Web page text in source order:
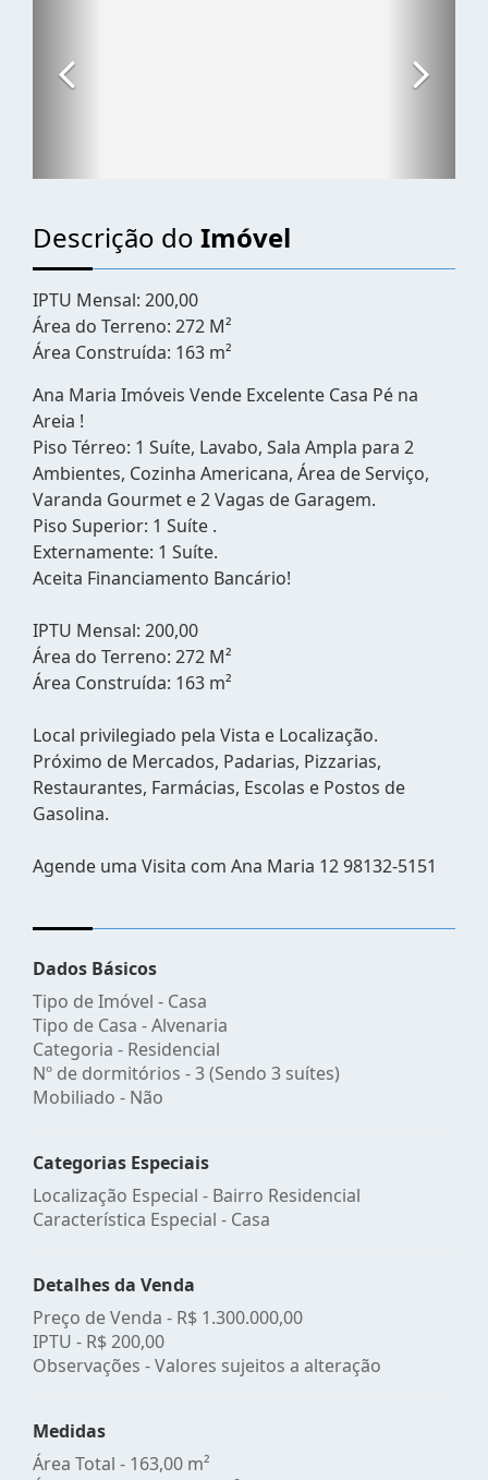
Descrição do Imóvel
IPTU Mensal: 200,00
Área do Terreno: 272 M²
Área Construída: 163 m²
Ana Maria Imóveis Vende Excelente Casa Pé na
Areia !
Piso Térreo: 1 Suíte, Lavabo, Sala Ampla para 2
Ambientes, Cozinha Americana, Área de Serviço,
Varanda Gourmet e 2 Vagas de Garagem.
Piso Superior: 1 Suíte .
Externamente: 1 Suíte.
Aceita Financiamento Bancário!
IPTU Mensal: 200,00
Área do Terreno: 272 M²
Área Construída: 163 m²
Local privilegiado pela Vista e Localização.
Próximo de Mercados, Padarias, Pizzarias,
Restaurantes, Farmácias, Escolas e Postos de
Gasolina.
Agende uma Visita com Ana Maria 12 98132-5151
Dados Básicos
Tipo de Imóvel - Casa
Tipo de Casa - Alvenaria
Categoria - Residencial
Nº de dormitórios - 3 (Sendo 3 suítes)
Mobiliado - Não
Categorias Especiais
Localização Especial - Bairro Residencial
Característica Especial - Casa
Detalhes da Venda
Preço de Venda - R$ 1.300.000,00
IPTU - R$ 200,00
Observações - Valores sujeitos a alteração
Medidas
Área Total - 163,00 m²